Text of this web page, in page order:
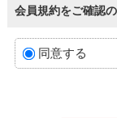
会員規約をご確認
同意する